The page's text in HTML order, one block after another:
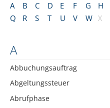
A B C D E F G H
Q
R S T U V W X
A
Abbuchungsauftrag
Abgeltungssteuer
Abrufphase